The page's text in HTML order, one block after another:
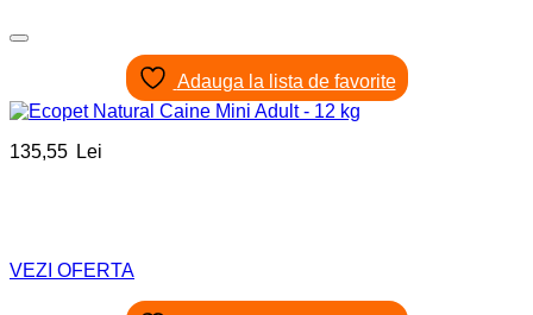
Adauga la lista de favorite
135,55 Lei
VEZI OFERTA